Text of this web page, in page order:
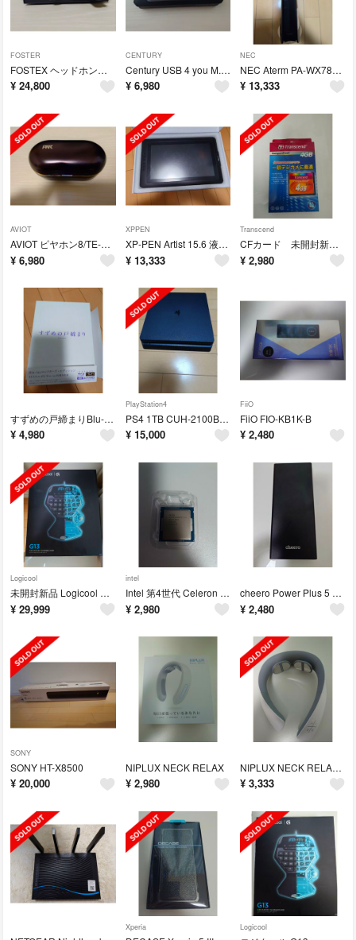
FOSTER
FOSTEX ヘッドホンアンプ HP-A3 美品
¥ 24,800
CENTURY
Century USB 4 you M.2 NVMe Case CFUM2NU…
¥ 6,980
NEC
NEC Aterm PA-WX7800T8
¥ 13,333
AVIOT
AVIOT ピヤホン8/TE-W1-PNK/ピエール中野
¥ 6,980
XPPEN
XP-PEN Artist 15.6 液晶ペンタブレット＋スタンドセット
¥ 13,333
Transcend
CFカード 未開封新品Transcend 4GB
¥ 2,980
すずめの戸締まりBlu-rayコレクターズ・エディション 4K
¥ 4,980
PlayStation4
PS4 1TB CUH-2100B B01BLACK
¥ 15,000
FiiO
FiiO FIO-KB1K-B
¥ 2,480
Logicool
未開封新品 Logicool G13
¥ 29,999
intel
Intel 第4世代 Celeron Dual-Core G1840
¥ 2,980
cheero Power Plus 5 Premium 20000mAhジャンク
¥ 2,480
SONY
SONY HT-X8500
¥ 20,000
NIPLUX NECK RELAX
¥ 2,980
NIPLUX NECK RELAX 1S
¥ 3,333
Xperia Logicool